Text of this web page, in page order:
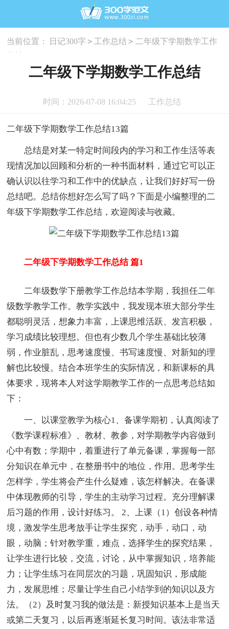
当前位置： 日记300字 > 工作总结 > 二年级下学期数学工作
二年级下学期数学工作总结
时间：2026-07-08 16:04:25 工作总结
二年级下学期数学工作总结13篇
总结是对某一特定时间段内的学习和工作生活等表
现情况加以回顾和分析的一种书面材料，通过它可以正
确认识以往学习和工作中的优缺点，让我们好好写一份
总结吧。总结你想好怎么写了吗？下面是小编整理的二
年级下学期数学工作总结，欢迎阅读与收藏。
二年级下学期数学工作总结 篇1
二年级数学下册教学工作总结本学期，我担任二年
级数学教学工作。教学实践中，我发现本班大部分学生
都聪明灵活，想象力丰富，上课思维活跃、发言积极，
学习成绩比较理想。但也有少数几个学生基础比较薄
弱，作业脏乱，思考速度慢、书写速度慢、对新知的理
解也比较慢。结合本班学生的实际情况，和新课标的具
体要求，现将本人对这学期教学工作的一点思考总结如
下：
一、以课堂教学为核心1、备课学期初，认真阅读了
《数学课程标准》、教材、教参，对学期教学内容做到
心中有数；学期中，着重进行了单元备课，掌握每一部
分知识在单元中，在整册书中的地位，作用。思考学生
怎样学，学生将会产生什么疑难，该怎样解决。在备课
中体现教师的引导，学生的主动学习过程。充分理解课
后习题的作用，设计好练习。 2、上课（1）创设各种情
境，激发学生思考放手让学生探究，动手，动口，动
眼，动脑；针对教学重，难点，选择学生的探究结果，
让学生进行比较，交流，讨论，从中掌握知识，培养能
力；让学生练习在同层次的习题，巩固知识，形成能
力，发展思维；尽量让学生自己小结学到的知识以及方
法。（2）及时复习我的做法是：新授知识基本上是当天
或第二天复习，以后再逐渐延长复习时间。该法非常适